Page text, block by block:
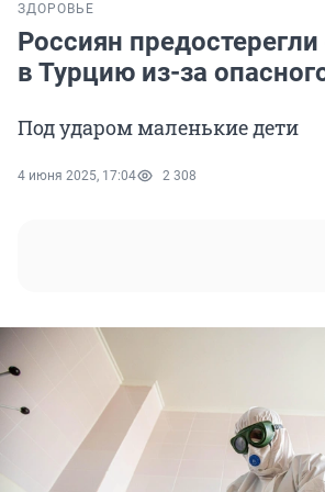
ЗДОРОВЬЕ
Россиян
в Турцию из-за
Под ударом маленькие дети
4 июня 2025, 17:04 2 308